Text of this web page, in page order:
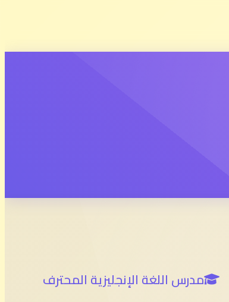
مدرس اللغة الإنجليزية المحترف